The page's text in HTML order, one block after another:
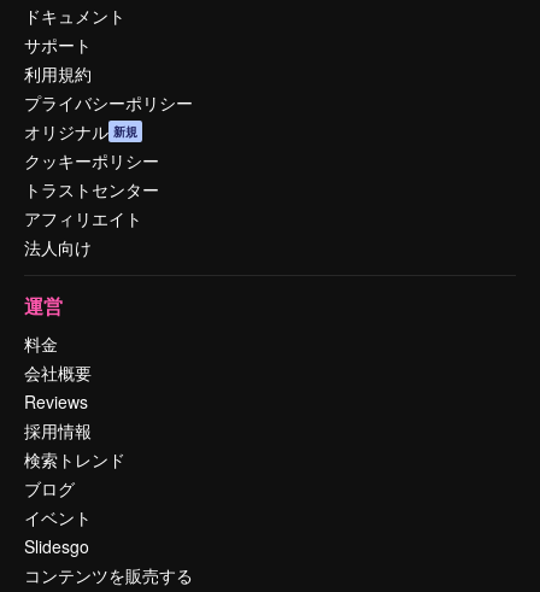
ドキュメント
サポート
利用規約
プライバシーポリシー
オリジナル 新規
クッキーポリシー
トラストセンター
アフィリエイト
法人向け
運営
料金
会社概要
Reviews
採用情報
検索トレンド
ブログ
イベント
Slidesgo
コンテンツを販売する